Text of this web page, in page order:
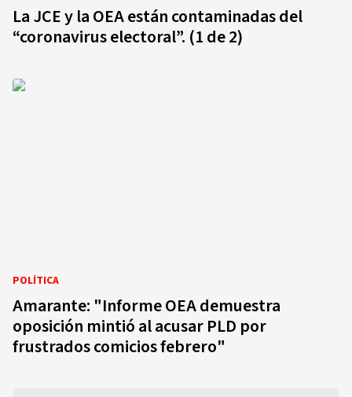
La JCE y la OEA están contaminadas del
“coronavirus electoral”. (1 de 2)
POLÍTICA
Amarante: "Informe OEA demuestra
oposición mintió al acusar PLD por
frustrados comicios febrero"